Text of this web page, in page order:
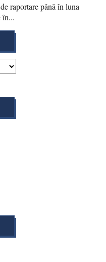
raportare până în luna
în...